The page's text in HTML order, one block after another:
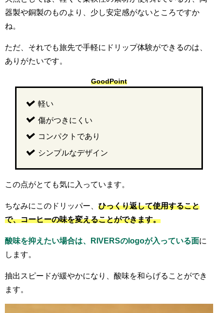
器製や銅製のものより、少し安定感がないところですか
ね。
ただ、それでも旅先で手軽にドリップ体験ができるのは、
ありがたいです。
GoodPoint
軽い
傷がつきにくい
コンパクトであり
シンプルなデザイン
この点がとても気に入っています。
ちなみにこのドリッパー、 ひっくり返して使用すること
で、コーヒーの味を変えることができます。
酸味を抑えたい場合は、RIVERSのlogoが入っている面に
します。
抽出スピードが緩やかになり、酸味を和らげることができ
ます。